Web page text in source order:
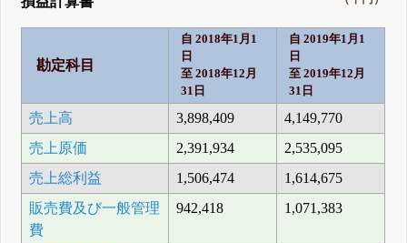
勘定科目
自 2018年1月1
日
至 2018年12月
31日
自 2019年1月1
日
至 2019年12月
31日
売上高 3,898,409
4,149,770
売上原価
2,391,934
2,535,095
売上総利益
1,506,474
1,614,675
販売費及び一般管理
費
942,418 1,071,383